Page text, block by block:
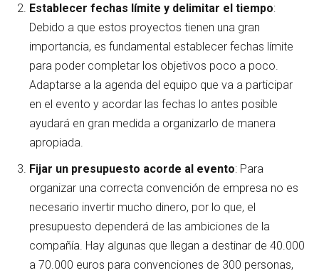
Establecer fechas límite y delimitar el tiempo:
Debido a que estos proyectos tienen una gran
importancia, es fundamental establecer fechas límite
para poder completar los objetivos poco a poco.
Adaptarse a la agenda del equipo que va a participar
en el evento y acordar las fechas lo antes posible
ayudará en gran medida a organizarlo de manera
apropiada.
Fijar un presupuesto acorde al evento: Para
organizar una correcta convención de empresa no es
necesario invertir mucho dinero, por lo que, el
presupuesto dependerá de las ambiciones de la
compañía. Hay algunas que llegan a destinar de 40.000
a 70.000 euros para convenciones de 300 personas,